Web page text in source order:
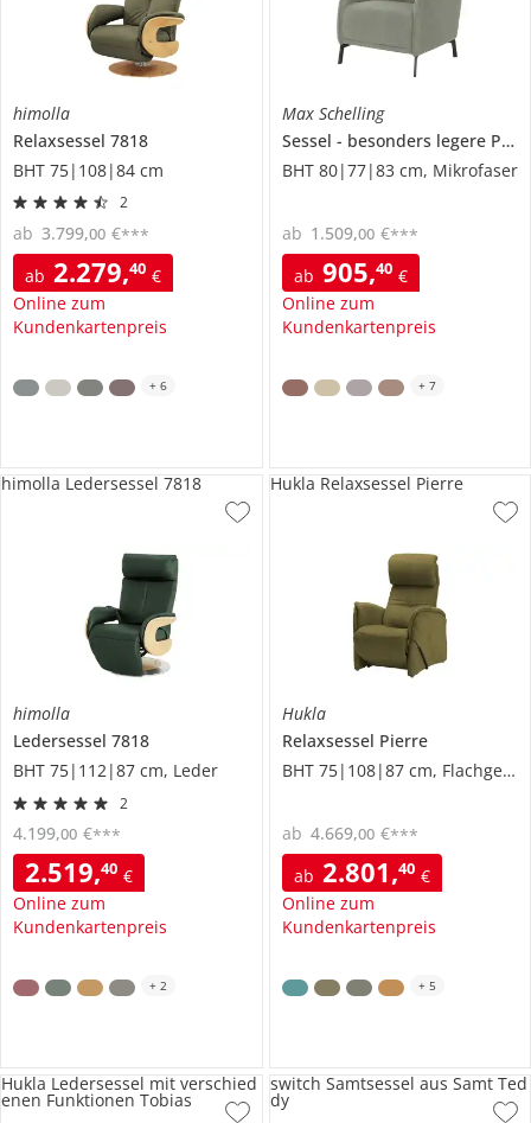
himolla
Relaxsessel 7818
BHT 75|108|84 cm
2
ab 2.279,40 €
Online zum
Kundenkartenpreis
ab 3.799,00 €***
+ 6
Max Schelling
Sessel
besonders legere Polsterung
BHT 80|77|83 cm, Mikrofaser
ab 905,40 €
Online zum
Kundenkartenpreis
ab 1.509,00 €***
+ 7
himolla
Ledersessel 7818
BHT 75|112|87 cm, Leder
2
2.519,40 €
Online zum
Kundenkartenpreis
4.199,00 €***
himolla Ledersessel 7818
+ 2
Hukla
Relaxsessel Pierre
BHT 75|108|87 cm, Flachgewebe
ab 2.801,40 €
Online zum
Kundenkartenpreis
ab 4.669,00 €***
Hukla Relaxsessel Pierre
+ 5
Hukla Ledersessel mit verschied
enen Funktionen Tobias
switch Samtsessel aus Samt Ted
dy